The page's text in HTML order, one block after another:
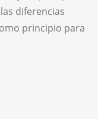
diferencias
principio para